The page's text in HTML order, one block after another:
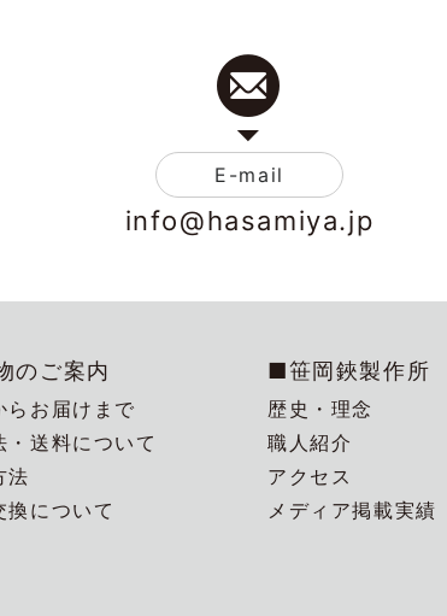
E-mail
info@hasamiya.jp
のご案内
らお届けまで
・送料について
法
換について
■笹岡鋏製作所
歴史・理念
職人紹介
アクセス
メディア掲載実績